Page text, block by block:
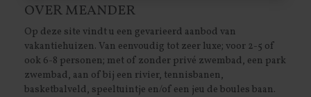
OVER MEANDER
Op deze site vindt u een gevarieerd aanbod van
vakantiehuizen. Van eenvoudig tot zeer luxe; voor 2-5 of
ook 6-8 personen; met of zonder privé zwembad, een park
zwembad, aan of bij een rivier, tennisbanen,
basketbalveld, speeltuintje en/of een jeu de boules baan.